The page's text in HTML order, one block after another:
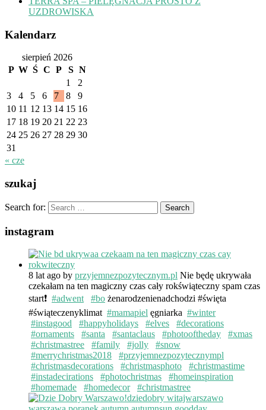
UZDROWISKA
Kalendarz
sierpień 2026
P W Ś C P S N
1
2
3
4 5 6 7 8
9
10 11 12 13 14 15 16
17 18 19 20 21 22 23
24 25 26 27 28 29 30
31
« cze
szukaj
Search for:
instagram
8 lat ago by przyjemnezpozytecznym.pl Nie będę ukrywała
czekałam na ten magiczny czas cały rokświąteczny spam czas
start❗️ #adwent #bo żenarodzenienadchodzi #święta
#świąteczenyklimat #mamapiel ęgniarka #winter
#instagood
#happyholidays #elves
#decorations
#ornaments
#santa #santaclaus #photooftheday
#xmas
#christmastree
#family #jolly
#snow
#merrychristmas2018
#przyjemnezpozytecznympl
#christmasdecorations
#christmasphoto
#christmastime
#instadecirations
#photochristmas
#homeinspiration
#homemade
#homedecor #christmastree